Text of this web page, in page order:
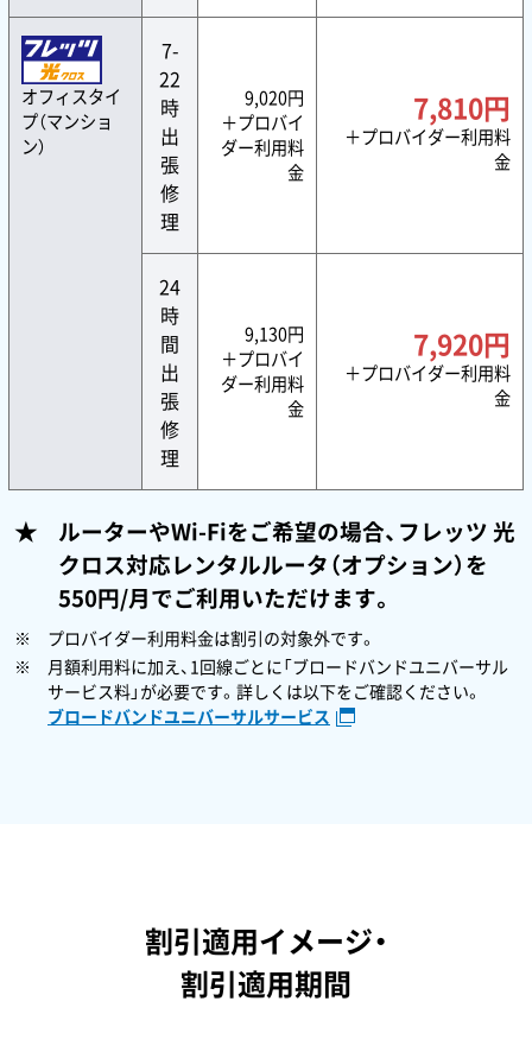
オフィスタイ
プ（マンショ
ン）
7-
22
時
出
張
修
理
9,020円
＋プロバイ
ダー利用料
金
7,810円
＋プロバイダー利用料
金
24
時
間
出
張
修
理
9,130円
＋プロバイ
ダー利用料
金
7,920円
＋プロバイダー利用料
金
ルーターやWi-Fiをご希望の場合、フレッツ 光
クロス対応レンタルルータ（オプション）を
550円/月でご利用いただけます。
プロバイダー利用料金は割引の対象外です。
月額利用料に加え、1回線ごとに「ブロードバンドユニバーサル
サービス料」が必要です。詳しくは以下をご確認ください。
ブロードバンドユニバーサルサービス
割引適用イメージ・
割引適用期間